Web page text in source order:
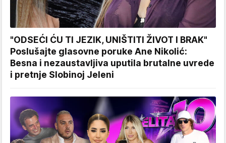
"ODSEĆI ĆU TI JEZIK, UNIŠTITI ŽIVOT I BRAK"
Poslušajte glasovne poruke Ane Nikolić:
Besna i nezaustavljiva uputila brutalne uvrede
i pretnje Slobinoj Jeleni